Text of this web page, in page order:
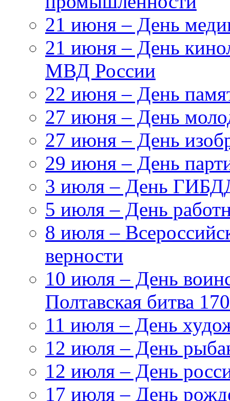
21 июня – День
21 июня – День
МВД России
22 июня – День
27 июня – День
27 июня – День
29 июня – День
3 июля – День
5 июля – День
8 июля –
верности
10 июля – День
Полтавская битва
11 июля – День
12 июля – День
12 июля – День
17 июля – День